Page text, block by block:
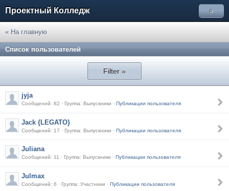
Проектный Колледж »
« На главную
Список пользователей
Filter »
jyja
Сообщений: 82 · Группа: Выпускники · Публикации пользователя
Jack {LEGATO}
Сообщений: 17 · Группа: Выпускники · Публикации пользователя
Juliana
Сообщений: 11 · Группа: Выпускники · Публикации пользователя
Julmax
Сообщений: 6 · Группа: Участники · Публикации пользователя